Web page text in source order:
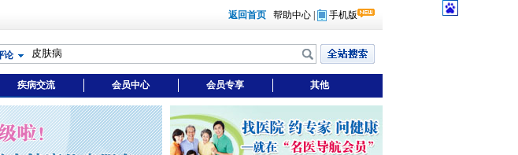
返回首页 帮助中心 手机版
论
疾病交流 会员中心 会员专享 其他